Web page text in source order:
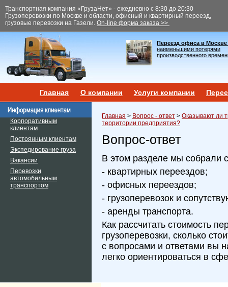
Транспортная компания «ГрузаНет» - ежедневно с 8:30 до 20:30
Грузоперевозки по Москве и области, офисный и квартирный переезд,
грузовые перевозки на Газели. On-line форма заказа >>
Переезд офиса в Москве
наименьшими потерями
производственного
Главная О компании Услуги компании
Корпоративным
клиентам
Постоянным клиентам
Экспедирование груза
Вакансии
Перевозки
автомобильным
транспортом
Главная > Вопрос - ответ > Оказывают ли
территории предприятия?
Вопрос-ответ
В этом разделе мы собрали
- квартирных переездов;
- офисных переездов;
- грузоперевозок и
- аренды транспорта.
Как рассчитать стоимость
грузоперевозки, сколько
с вопросами и ответами вы
легко ориентироваться в